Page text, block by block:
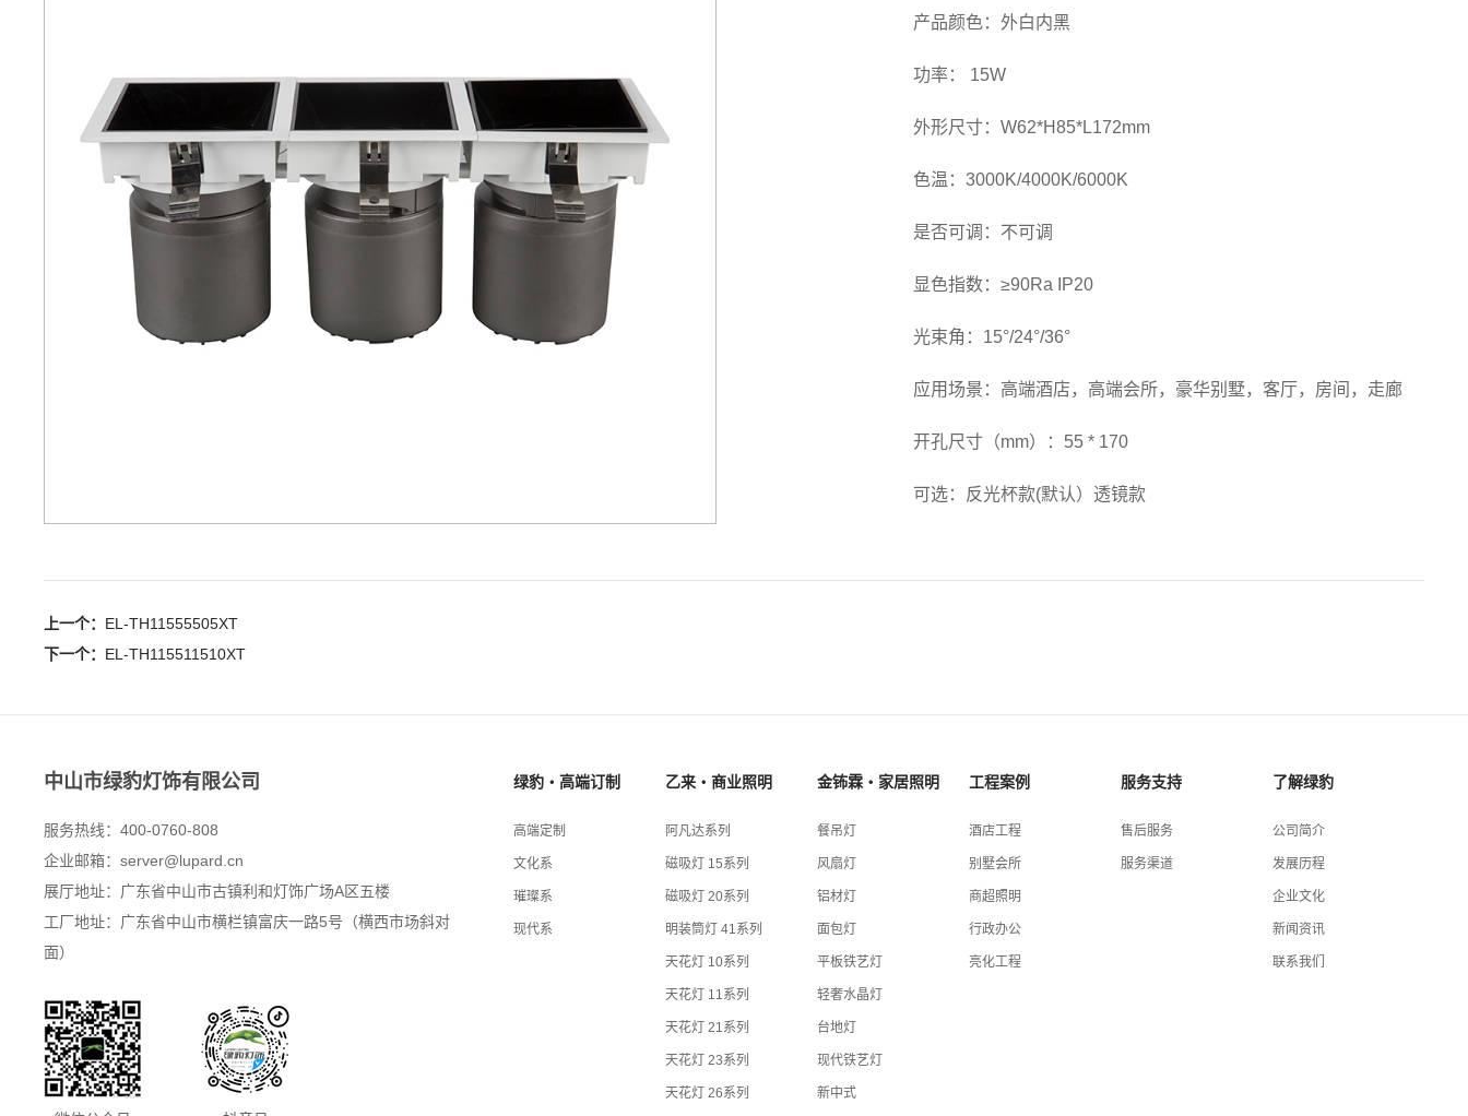
产品颜色：外白内黑
功率： 15W
外形尺寸：W62*H85*L172mm
色温：3000K/4000K/6000K
是否可调：不可调
显色指数：≥90Ra IP20
光束角：15°/24°/36°
应用场景：高端酒店，高端会所，豪华别墅，客厅，房间，走廊
开孔尺寸（mm）：55 * 170
可选：反光杯款(默认）透镜款
上一个： EL-TH11555505XT
下一个： EL-TH115511510XT
中山市绿豹灯饰有限公司
服务热线：400-0760-808
企业邮箱：server@lupard.cn
展厅地址：广东省中山市古镇利和灯饰广场A区五楼
工厂地址：广东省中山市横栏镇富庆一路5号（横西市场斜对
面）
绿豹・高端订制
高端定制
文化系
璀璨系
现代系
乙来・商业照明
阿凡达系列
磁吸灯 15系列
磁吸灯 20系列
明装筒灯 41系列
天花灯 10系列
天花灯 11系列
天花灯 21系列
天花灯 23系列
天花灯 26系列
金钸霖・家居照明
餐吊灯
风扇灯
铝材灯
面包灯
平板铁艺灯
轻奢水晶灯
台地灯
现代铁艺灯
新中式
工程案例
酒店工程
别墅会所
商超照明
行政办公
亮化工程
服务支持
售后服务
服务渠道
了解绿豹
公司简介
发展历程
企业文化
新闻资讯
联系我们